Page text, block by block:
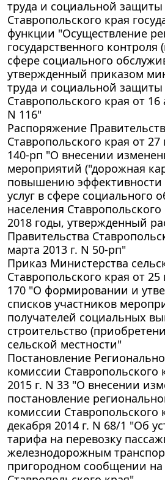
труда и социальной защиты
Ставропольского края
функции "Осуществление
государственного контроля
сфере социального
утвержденный приказом
труда и социальной защиты
Ставропольского края от 16
N 116"
Распоряжение
Ставропольского края от 27
140-рп "О внесении
мероприятий ("дорожная
повышению эффективности
услуг в сфере социального
населения Ставропольского
2018 годы, утвержденный
Правительства
марта 2013 г. N 50-рп"
Приказ Министерства
Ставропольского края от 25
170 "О формировании и
списков участников
получателей социальных
строительство
сельской местности"
Постановление
комиссии Ставропольского
2015 г. N 33 "О внесении
постановление
комиссии Ставропольского
декабря 2014 г. N 68/1 "Об
тарифа на перевозку
железнодорожным
пригородном сообщении на